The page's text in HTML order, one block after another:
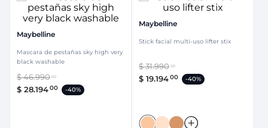
Maybelline
Mascara de pestañas sky high very
black washable
$46.990 00
$ 28.19400 -40%
Maybelline
Stick facial multi-uso lifter stix
$31.990 00
$ 19.19400 -40%